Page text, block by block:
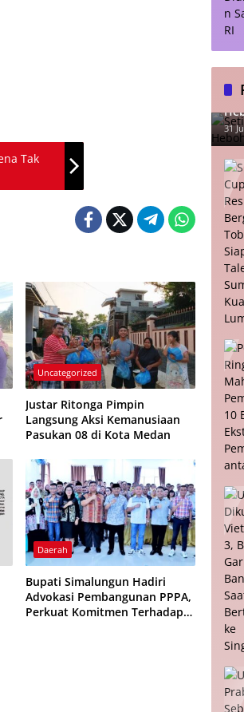
Tak
Uncategorized
Justar Ritonga Pimpin
Langsung Aksi Kemanusiaan
Pasukan 08 di Kota Medan
Daerah
Bupati Simalungun Hadiri
Advokasi Pembangunan PPPA,
Perkuat Komitmen Terhadap
31